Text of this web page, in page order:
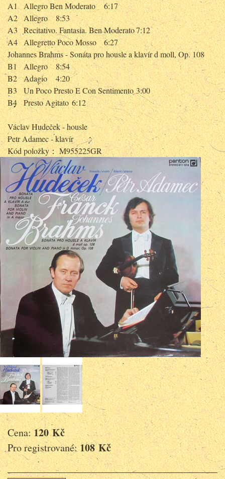
A1 Allegro Ben Moderato
6:17
A2 Allegro
8:53
A3
Recitativo. Fantasia. Ben Moderato7:12
A4 Allegretto Poco Mosso
6:27
Johannes Brahms - Sonáta pro housle a klavír d moll, Op. 108
B1
Allegro
8:54
B2
Adagio
4:20
B3
Un Poco Presto E Con Sentimento 3:00
B4
Presto Agitato 6:12
Václav Hudeček - housle
Petr Adamec - klavír
Kód položky： M955225GR
Cena:120 Kč
Pro registrované:108 Kč